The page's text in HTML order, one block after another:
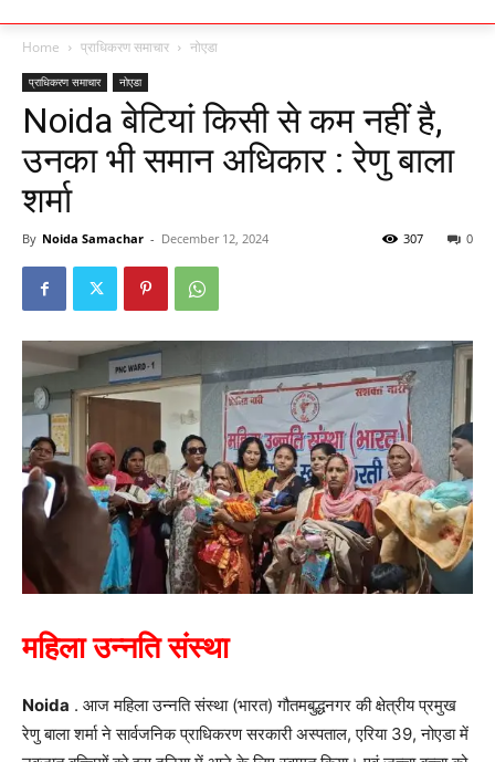
Home प्राधिकरण समाचार नोएडा
प्राधिकरण समाचार नोएडा
Noida बेटियां किसी से कम नहीं है,
उनका भी समान अधिकार : रेणु बाला
शर्मा
By Noida Samachar - December 12, 2024 0
307
महिला उन्नति संस्था
Noida . आज महिला उन्नति संस्था (भारत) गौतमबुद्धनगर की क्षेत्रीय प्रमुख
रेणु बाला शर्मा ने सार्वजनिक प्राधिकरण सरकारी अस्पताल, एरिया 39, नोएडा में